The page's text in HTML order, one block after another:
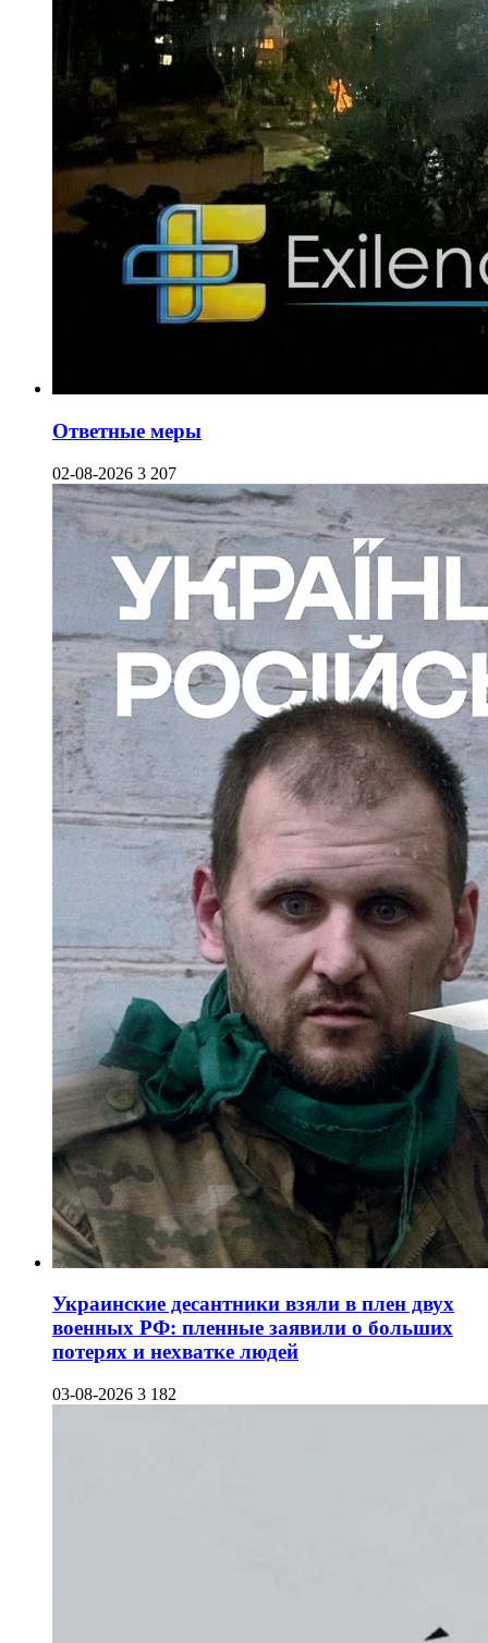
Ответные меры
02-08-2026 3 207
Украинские десантники взяли в плен двух
военных РФ: пленные заявили о больших
потерях и нехватке людей
03-08-2026 3 182